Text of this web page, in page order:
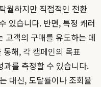
월하지만 직접적인 전환
있습니다. 반면, 특정 캐러
고객의 구매를 유도하는 데
해, 각 캠페인의 목표
과를 측정할 수 있습니다.
대신, 도달률이나 조회율